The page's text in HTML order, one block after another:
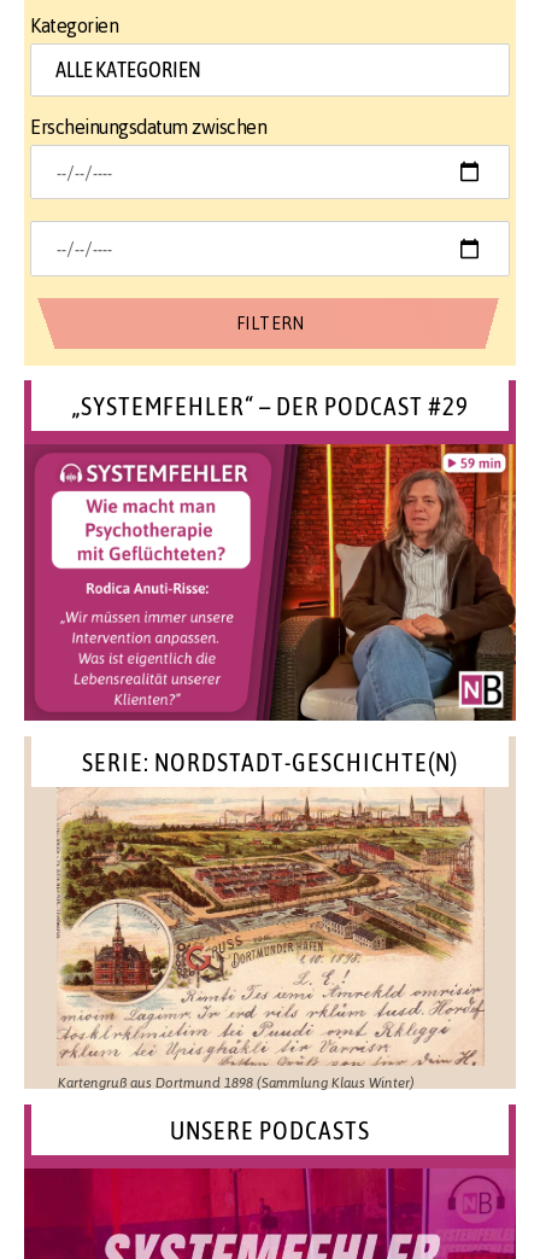
Kategorien
Erscheinungsdatum zwischen
„SYSTEMFEHLER“ – DER PODCAST #29
SERIE: NORDSTADT-GESCHICHTE(N)
Kartengruß aus Dortmund 1898 (Sammlung Klaus Winter)
UNSERE PODCASTS